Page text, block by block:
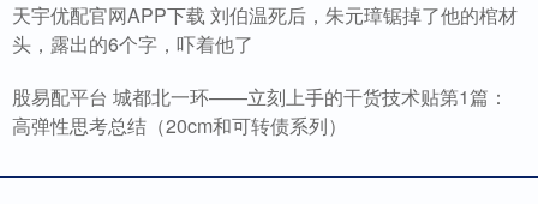
天宇优配官网APP下载 刘伯温死后，朱元璋锯掉了他的棺材
头，露出的6个字，吓着他了
股易配平台 城都北一环——立刻上手的干货技术贴第1篇：
高弹性思考总结（20cm和可转债系列）